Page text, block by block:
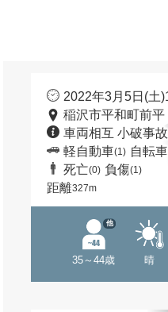
2022年3月5日(土
稲沢市平和町前平
車両相互 小破事故
軽自動車(1) 自転車
死亡(0) 負傷(1)
距離327m
35～44歳
他
晴